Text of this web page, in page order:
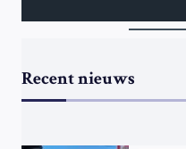
Recent nieuws